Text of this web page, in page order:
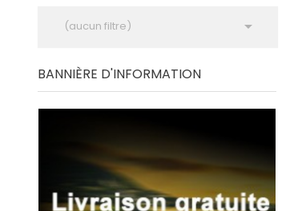
(aucun filtre) 
BANNIÈRE D'INFORMATION